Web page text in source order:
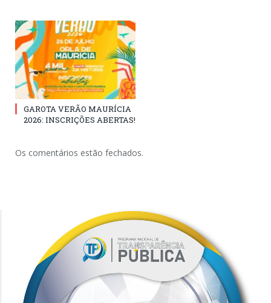
GAROTA VERÃO MAURÍCIA
2026: INSCRIÇÕES ABERTAS!
Os comentários estão fechados.